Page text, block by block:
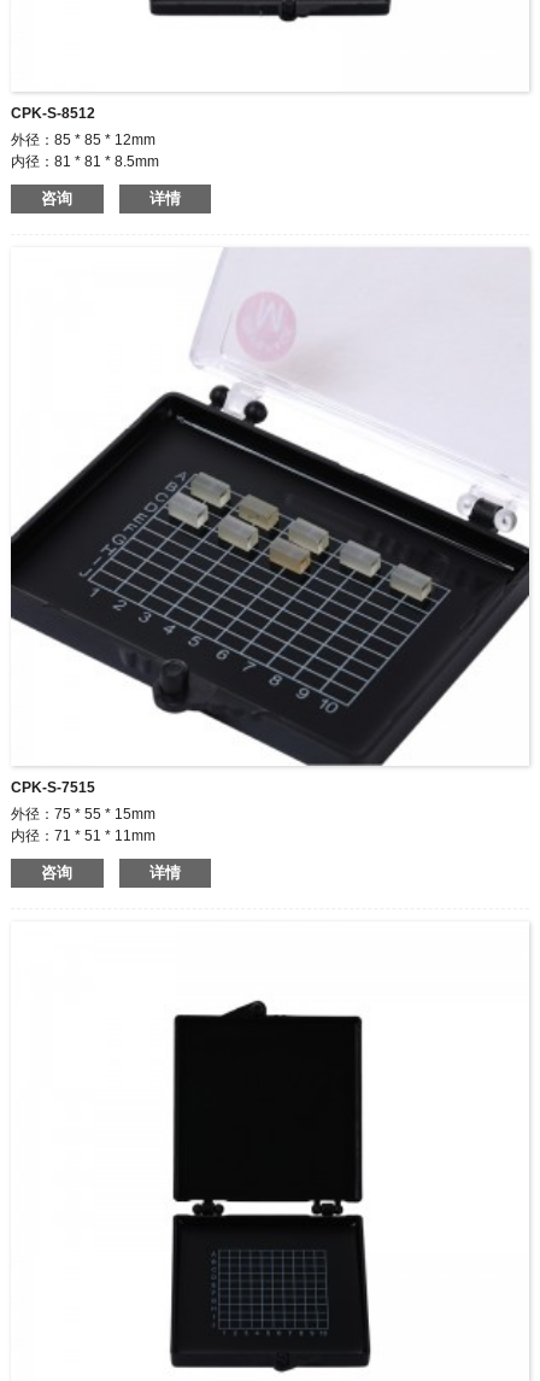
CPK-S-8512
外径：85 * 85 * 12mm
内径：81 * 81 * 8.5mm
粘性：低/中/高
颜色：透明/透明/透明和黑色/黑色和黑色
咨询 详情
CPK-S-7515
外径：75 * 55 * 15mm
内径：71 * 51 * 11mm
粘性：低/中/高
颜色：透明/透明/透明和黑色/黑色和黑色
咨询 详情